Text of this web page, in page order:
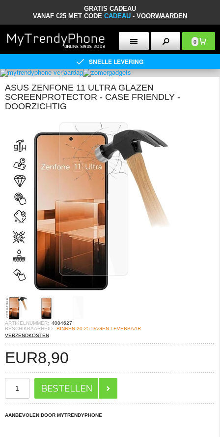
GRATIS CADEAU
VANAF €25 MET CODE CADEAU - VOORWAARDEN
0
SNELLE LEVERING
ASUS ZENFONE 11 ULTRA GLAZEN
SCREENPROTECTOR - CASE FRIENDLY -
DOORZICHTIG
ARTIKELNUMMER: 4004627
BESCHIKBAARHEID: BINNEN 20-25 DAGEN LEVERBAAR
VERZENDKOSTEN
EUR8,90
AANBEVOLEN DOOR MYTRENDYPHONE